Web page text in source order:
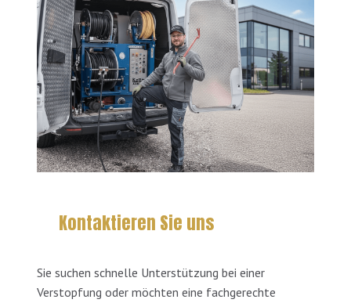
Kontaktieren Sie uns
Sie suchen schnelle Unterstützung bei einer
Verstopfung oder möchten eine fachgerechte